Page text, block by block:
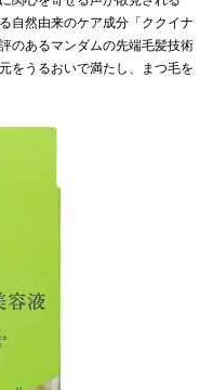
自然由来のケア成分「ククイナ
のあるマンダムの先端毛髪技術
をうるおいで満たし、まつ毛を